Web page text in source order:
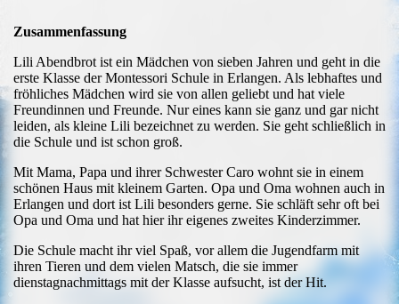
Zusammenfassung
Lili Abendbrot ist ein Mädchen von sieben Jahren und geht in die
erste Klasse der Montessori Schule in Erlangen. Als lebhaftes und
fröhliches Mädchen wird sie von allen geliebt und hat viele
Freundinnen und Freunde. Nur eines kann sie ganz und gar nicht
leiden, als kleine Lili bezeichnet zu werden. Sie geht schließlich in
die Schule und ist schon groß.
Mit Mama, Papa und ihrer Schwester Caro wohnt sie in einem
schönen Haus mit kleinem Garten. Opa und Oma wohnen auch in
Erlangen und dort ist Lili besonders gerne. Sie schläft sehr oft bei
Opa und Oma und hat hier ihr eigenes zweites Kinderzimmer.
Die Schule macht ihr viel Spaß, vor allem die Jugendfarm mit
ihren Tieren und dem vielen Matsch, die sie immer
dienstagnachmittags mit der Klasse aufsucht, ist der Hit.